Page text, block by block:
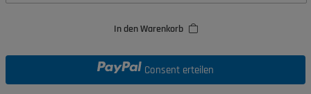
In den Warenkorb
Consent erteilen